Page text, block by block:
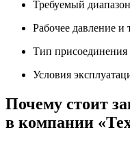
Требуемый
Рабочее давление и
Тип присоединения
Условия
Почему стоит
в компании